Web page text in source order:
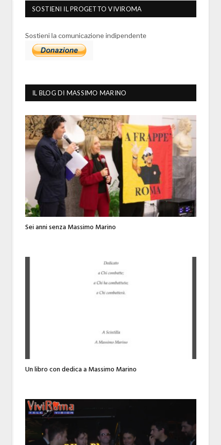
SOSTIENI IL PROGETTO VIVIROMA
Sostieni la comunicazione indipendente
IL BLOG DI MASSIMO MARINO
Sei anni senza Massimo Marino
Un libro con dedica a Massimo Marino